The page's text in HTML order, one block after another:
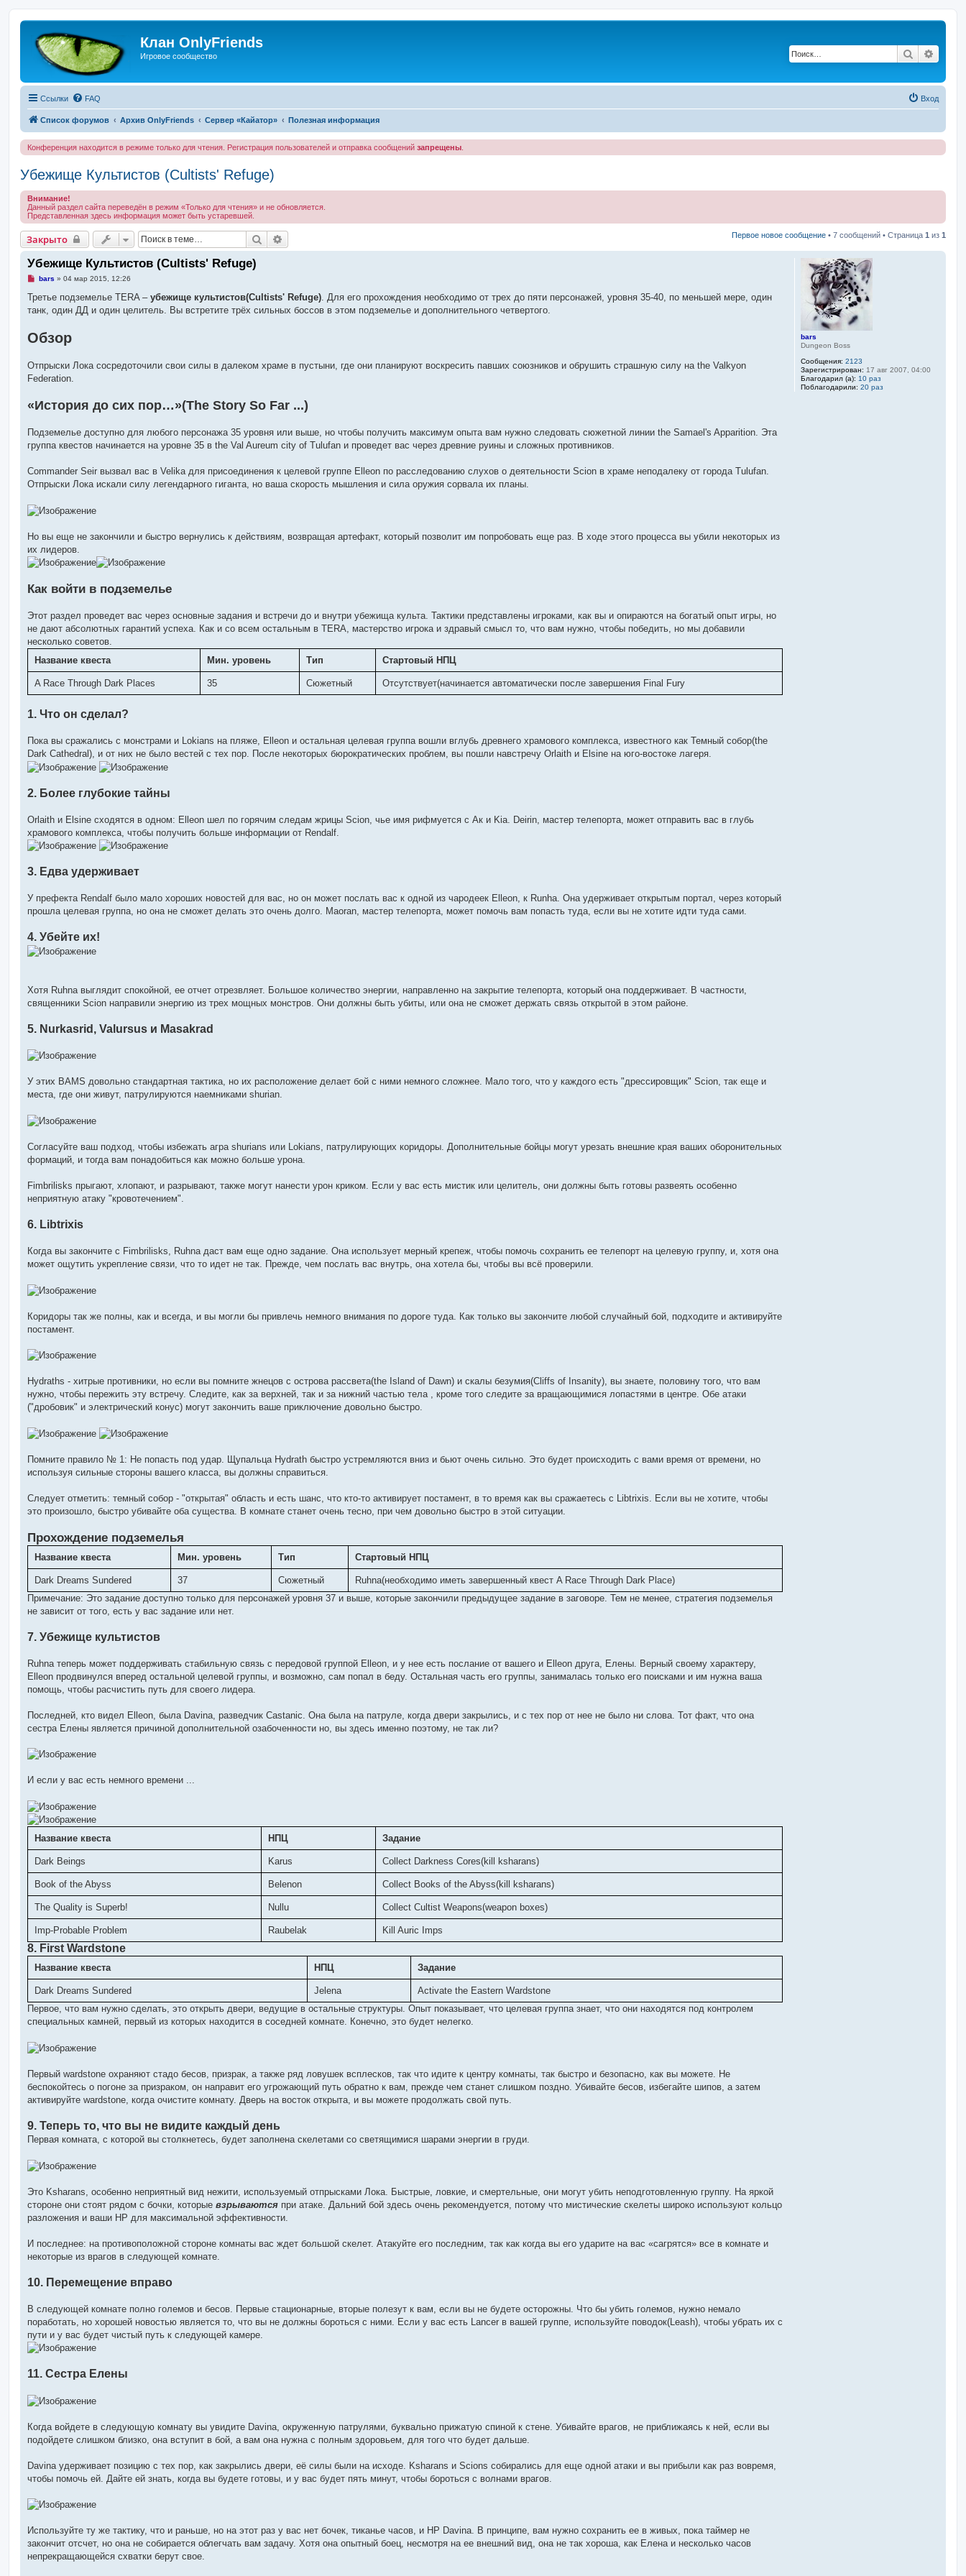
Клан OnlyFriends
Игровое сообщество Поиск
Ссылки FAQ Вход
Список форумов Архив OnlyFriends Сервер «Кайатор» Полезная информация
Конференция находится в режиме только для чтения. Регистрация пользователей и отправка сообщений запрещены
Убежище Культистов (Cultists' Refuge)
Внимание!
Данный раздел сайта переведён в режим «Только для чтения» и не обновляется.
Представленная здесь информация может быть устаревшей.
Закрыто Поиск Первое новое сообщение • 7 сообщений • Страница 1 из 1
bars
Dungeon Boss
Сообщения: 2123
Зарегистрирован: 17 авг 2007, 04:00
Благодарил (а): 10 раз
Поблагодарили: 20 раз
Убежище Культистов (Cultists' Refuge)
Н
п
о
т
н
е
о
е
и
bars » 04 мар 2015, 12:26
Третье подземелье TERA – убежище культистов(Cultists' Refuge). Для его прохождения необходимо от трех до пяти персонажей, уровня 35-40, по меньшей мере, один
танк, один ДД и один целитель. Вы встретите трёх сильных боссов в этом подземелье и дополнительного четвертого.
Обзор
Отпрыски Лока сосредоточили свои силы в далеком храме в пустыни, где они планируют воскресить павших союзников и обрушить страшную силу на the Valkyon
Federation.
«История до сих пор…»(The Story So Far ...)
Подземелье доступно для любого персонажа 35 уровня или выше, но чтобы получить максимум опыта вам нужно следовать сюжетной линии the Samael's Apparition. Эта
группа квестов начинается на уровне 35 в the Val Aureum city of Tulufan и проведет вас через древние руины и сложных противников.
Commander Seir вызвал вас в Velika для присоединения к целевой группе Elleon по расследованию слухов о деятельности Scion в храме неподалеку от города Tulufan.
Отпрыски Лока искали силу легендарного гиганта, но ваша скорость мышления и сила оружия сорвала их планы.
Но вы еще не закончили и быстро вернулись к действиям, возвращая артефакт, который позволит им попробовать еще раз. В ходе этого процесса вы убили некоторых из
их лидеров.
Как войти в подземелье
Этот раздел проведет вас через основные задания и встречи до и внутри убежища культа. Тактики представлены игроками, как вы и опираются на богатый опыт игры, но
не дают абсолютных гарантий успеха. Как и со всем остальным в TERA, мастерство игрока и здравый смысл то, что вам нужно, чтобы победить, но мы добавили
несколько советов.
Название квеста
Мин. уровень Тип Стартовый НПЦ
A Race Through Dark Places 35 Сюжетный Отсутствует(начинается автоматически после завершения Final Fury
1. Что он сделал?
Пока вы сражались с монстрами и Lokians на пляже, Elleon и остальная целевая группа вошли вглубь древнего храмового комплекса, известного как Темный собор(the
Dark Cathedral), и от них не было вестей с тех пор. После некоторых бюрократических проблем, вы пошли навстречу Orlaith и Elsine на юго-востоке лагеря.
2. Более глубокие тайны
Orlaith и Elsine сходятся в одном: Elleon шел по горячим следам жрицы Scion, чье имя рифмуется с Ак и Kia. Deirin, мастер телепорта, может отправить вас в глубь
храмового комплекса, чтобы получить больше информации от Rendalf.
3. Едва удерживает
У префекта Rendalf было мало хороших новостей для вас, но он может послать вас к одной из чародеек Elleon, к Runha. Она удерживает открытым портал, через который
прошла целевая группа, но она не сможет делать это очень долго. Maoran, мастер телепорта, может помочь вам попасть туда, если вы не хотите идти туда сами.
4. Убейте их!
Хотя Ruhna выглядит спокойной, ее отчет отрезвляет. Большое количество энергии, направленно на закрытие телепорта, который она поддерживает. В частности,
священники Scion направили энергию из трех мощных монстров. Они должны быть убиты, или она не сможет держать связь открытой в этом районе.
5. Nurkasrid, Valursus и Masakrad
У этих BAMS довольно стандартная тактика, но их расположение делает бой с ними немного сложнее. Мало того, что у каждого есть "дрессировщик" Scion, так еще и
места, где они живут, патрулируются наемниками shurian.
Согласуйте ваш подход, чтобы избежать агра shurians или Lokians, патрулирующих коридоры. Дополнительные бойцы могут урезать внешние края ваших оборонительных
формаций, и тогда вам понадобиться как можно больше урона.
Fimbrilisks прыгают, хлопают, и разрывают, также могут нанести урон криком. Если у вас есть мистик или целитель, они должны быть готовы развеять особенно
неприятную атаку "кровотечением".
6. Libtrixis
Когда вы закончите с Fimbrilisks, Ruhna даст вам еще одно задание. Она использует мерный крепеж, чтобы помочь сохранить ее телепорт на целевую группу, и, хотя она
может ощутить укрепление связи, что то идет не так. Прежде, чем послать вас внутрь, она хотела бы, чтобы вы всё проверили.
Коридоры так же полны, как и всегда, и вы могли бы привлечь немного внимания по дороге туда. Как только вы закончите любой случайный бой, подходите и активируйте
постамент.
Hydraths - хитрые противники, но если вы помните жнецов с острова рассвета(the Island of Dawn) и скалы безумия(Cliffs of Insanity), вы знаете, половину того, что вам
нужно, чтобы пережить эту встречу. Следите, как за верхней, так и за нижний частью тела , кроме того следите за вращающимися лопастями в центре. Обе атаки
("дробовик" и электрический конус) могут закончить ваше приключение довольно быстро.
Помните правило № 1: Не попасть под удар. Щупальца Hydrath быстро устремляются вниз и бьют очень сильно. Это будет происходить с вами время от времени, но
используя сильные стороны вашего класса, вы должны справиться.
Следует отметить: темный собор - "открытая" область и есть шанс, что кто-то активирует постамент, в то время как вы сражаетесь с Libtrixis. Если вы не хотите, чтобы
это произошло, быстро убивайте оба существа. В комнате станет очень тесно, при чем довольно быстро в этой ситуации.
Прохождение подземелья
Название квеста Мин. уровень Тип Стартовый НПЦ
Dark Dreams Sundered 37 Сюжетный
Ruhna(необходимо иметь завершенный квест A Race Through Dark Place)
Примечание: Это задание доступно только для персонажей уровня 37 и выше, которые закончили предыдущее задание в заговоре. Тем не менее, стратегия подземелья
не зависит от того, есть у вас задание или нет.
7. Убежище культистов
Ruhna теперь может поддерживать стабильную связь с передовой группой Elleon, и у нее есть послание от вашего и Elleon друга, Елены. Верный своему характеру,
Elleon продвинулся вперед остальной целевой группы, и возможно, сам попал в беду. Остальная часть его группы, занималась только его поисками и им нужна ваша
помощь, чтобы расчистить путь для своего лидера.
Последней, кто видел Elleon, была Davina, разведчик Castanic. Она была на патруле, когда двери закрылись, и с тех пор от нее не было ни слова. Тот факт, что она
сестра Елены является причиной дополнительной озабоченности но, вы здесь именно поэтому, не так ли?
И если у вас есть немного времени ...
Название квеста НПЦ Задание
Dark Beings Karus Collect Darkness Cores(kill ksharans)
Book of the Abyss Belenon Collect Books of the Abyss(kill ksharans)
The Quality is Superb! Nullu Collect Cultist Weapons(weapon boxes)
Imp-Probable Problem Raubelak Kill Auric Imps
8. First Wardstone
Название квеста НПЦ Задание
Dark Dreams Sundered Jelena
Activate the Eastern Wardstone
Первое, что вам нужно сделать, это открыть двери, ведущие в остальные структуры. Опыт показывает, что целевая группа знает, что они находятся под контролем
специальных камней, первый из которых находится в соседней комнате. Конечно, это будет нелегко.
Первый wardstone охраняют стадо бесов, призрак, а также ряд ловушек всплесков, так что идите к центру комнаты, так быстро и безопасно, как вы можете. Не
беспокойтесь о погоне за призраком, он направит его угрожающий путь обратно к вам, прежде чем станет слишком поздно. Убивайте бесов, избегайте шипов, а затем
активируйте wardstone, когда очистите комнату. Дверь на восток открыта, и вы можете продолжать свой путь.
9. Теперь то, что вы не видите каждый день
Первая комната, с которой вы столкнетесь, будет заполнена скелетами со светящимися шарами энергии в груди.
Это Ksharans, особенно неприятный вид нежити, используемый отпрысками Лока. Быстрые, ловкие, и смертельные, они могут убить неподготовленную группу. На яркой
стороне они стоят рядом с бочки, которые взрываются при атаке. Дальний бой здесь очень рекомендуется, потому что мистические скелеты широко используют кольцо
разложения и ваши HP для максимальной эффективности.
И последнее: на противоположной стороне комнаты вас ждет большой скелет. Атакуйте его последним, так как когда вы его ударите на вас «сагрятся» все в комнате и
некоторые из врагов в следующей комнате.
10. Перемещение вправо
В следующей комнате полно големов и бесов. Первые стационарные, вторые полезут к вам, если вы не будете осторожны. Что бы убить големов, нужно немало
поработать, но хорошей новостью является то, что вы не должны бороться с ними. Если у вас есть Lancer в вашей группе, используйте поводок(Leash), чтобы убрать их с
пути и у вас будет чистый путь к следующей камере.
11. Сестра Елены
Когда войдете в следующую комнату вы увидите Davina, окруженную патрулями, буквально прижатую спиной к стене. Убивайте врагов, не приближаясь к ней, если вы
подойдете слишком близко, она вступит в бой, а вам она нужна с полным здоровьем, для того что будет дальше.
Davina удерживает позицию с тех пор, как закрылись двери, её силы были на исходе. Ksharans и Scions собирались для еще одной атаки и вы прибыли как раз вовремя,
чтобы помочь ей. Дайте ей знать, когда вы будете готовы, и у вас будет пять минут, чтобы бороться с волнами врагов.
Используйте ту же тактику, что и раньше, но на этот раз у вас нет бочек, тиканье часов, и HP Davina. В принципе, вам нужно сохранить ее в живых, пока таймер не
закончит отсчет, но она не собирается облегчать вам задачу. Хотя она опытный боец, несмотря на ее внешний вид, она не так хороша, как Елена и несколько часов
непрекращающейся схватки берут свое.